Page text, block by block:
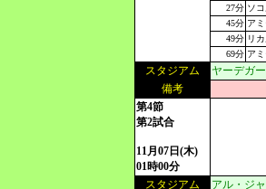
27分 ソ
45分 ア
49分 リ
69分 ア
スタジアム
ヤーデガ
備考
第4節
第2試合
11月07日(木)
01時00分
スタジアム
アル・ジ